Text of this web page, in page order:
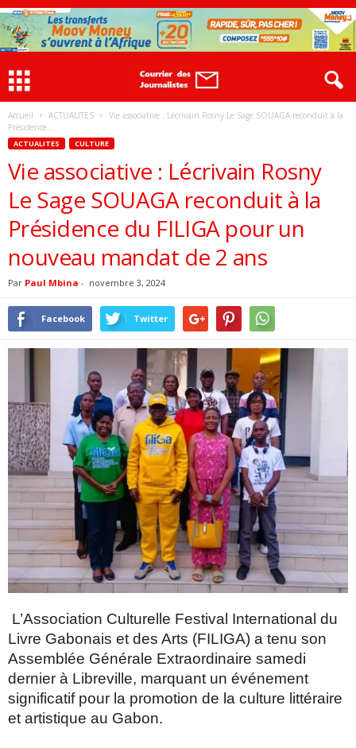
Accueil ACTUALITES
Vie associative : Lécrivain Rosny Le Sage SOUAGA reconduit à la
Présidence...
ACTUALITES CULTURE
Vie associative : Lécrivain Rosny
Le Sage SOUAGA reconduit à la
Présidence du FILIGA pour un
nouveau mandat de 2 ans
Par Paul Mbina - novembre 3, 2024
Facebook Twitter
L’Association Culturelle Festival International du
Livre Gabonais et des Arts (FILIGA) a tenu son
Assemblée Générale Extraordinaire samedi
dernier à Libreville, marquant un événement
significatif pour la promotion de la culture littéraire
et artistique au Gabon.